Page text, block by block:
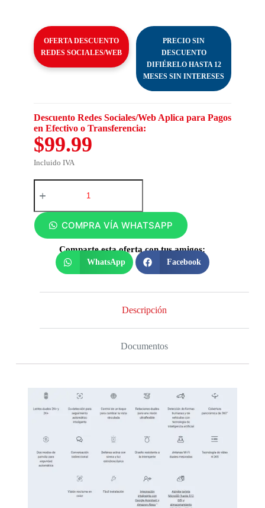
OFERTA DESCUENTO
REDES SOCIALES/WEB
PRECIO SIN
DESCUENTO
DIFIÉRELO HASTA 12
MESES SIN INTERESES
Descuento Redes Sociales/Web Aplica para Pagos
en Efectivo o Transferencia:
$99.99
Incluido IVA
COMPRA VÍA WHATSAPP
Comparte esta oferta con tus amigos:
WhatsApp Facebook
Descripción
Documentos